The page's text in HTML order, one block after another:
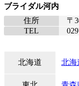
ブライダル河内
住所
〒
TEL
北海道 北海